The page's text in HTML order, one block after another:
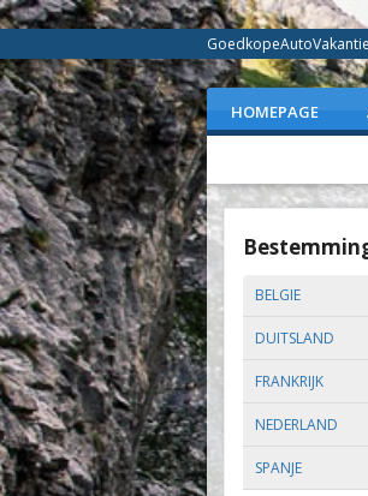
HOMEPAGE
BELGIE
DUITSLAND
FRANKRIJK
NEDERLAND
SPANJE